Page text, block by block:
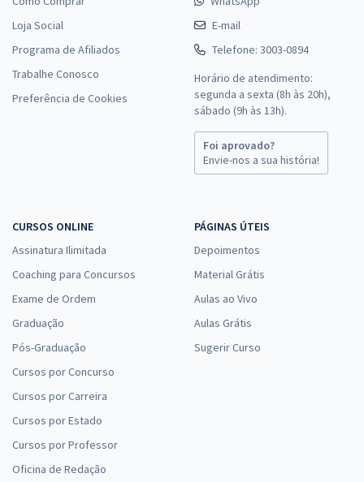
Loja Social
Programa de Afiliados
Trabalhe Conosco
Preferência de Cookies
E-mail
Telefone: 3003-0894
Horário de atendimento:
segunda a sexta (8h às 20h),
sábado (9h às 13h).
Foi aprovado?
Envie-nos a sua história!
CURSOS ONLINE
Assinatura Ilimitada
Coaching para Concursos
Exame de Ordem
Graduação
Pós-Graduação
Cursos por Concurso
Cursos por Carreira
Cursos por Estado
Cursos por Professor
Oficina de Redação
PÁGINAS ÚTEIS
Depoimentos
Material Grátis
Aulas ao Vivo
Aulas Grátis
Sugerir Curso